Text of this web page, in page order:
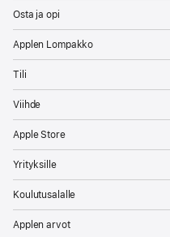
Osta ja opi
Applen Lompakko
Tili
Viihde
Apple Store
Yrityksille
Koulutusalalle
Applen arvot